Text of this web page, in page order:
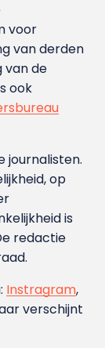
voor
van derden
van de
ook
journalisten.
op
is
redactie
Instragram,
verschijnt